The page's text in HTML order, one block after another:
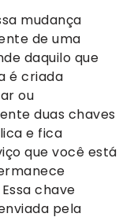
mudança
de uma
daquilo que
é criada
ou
duas chaves
e fica
que você está
chave
pela